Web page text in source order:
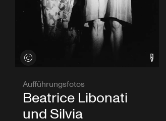
Credits öffnen
Aufführungsfotos
Beatrice Libonati
und Silvia